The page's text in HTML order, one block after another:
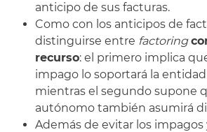
anticipo de sus facturas.
Como con los anticipos de
distinguirse entre factoring
recurso: el primero implica
impago lo soportará la
mientras el segundo supone
autónomo también asumirá
Además de evitar los impagos